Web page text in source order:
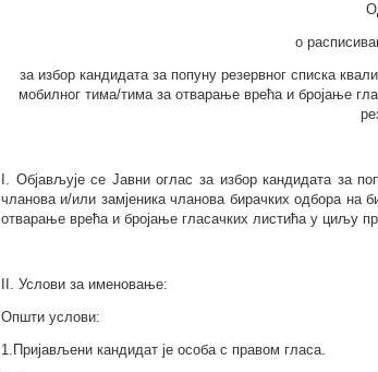
о
за избор кандидата за попуну резервног списка
мобилног тима/тима за отварање врећа и бројање
I. Објављује се Јавни оглас за избор кандидата за
чланова и/или замјеника чланова бирачких одбора на
отварање врећа и бројање гласачких листића у циљу
II. Услови за именовање:
Општи услови:
1.Пријављени кандидат је особа с правом гласа.